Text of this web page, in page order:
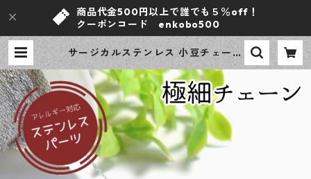
商品代金500円以上で誰でも５％off！
クーポンコード enkobo500
サージカルステンレス 小豆チェーン
極細 1ｍｍ幅 シルバー 1メートル ア
レルギー対応 ハンドメイド資材 【e
n工房】 | ｅｎ工房